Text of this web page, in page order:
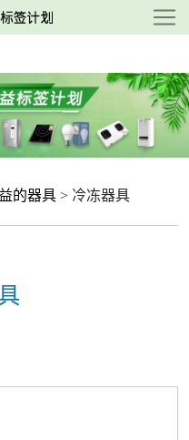
的器具 > 冷冻器具